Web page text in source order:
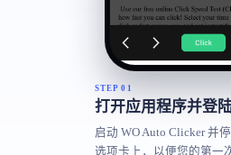
STEP 01
打开应用程序并登
启动 WO Auto Clicker 并
选项卡上，以便您的第一